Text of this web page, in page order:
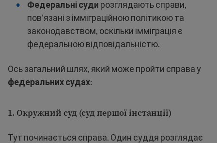
Федеральні суди розглядають справи,
пов'язані з імміграційною політикою та
законодавством, оскільки імміграція є
федеральною відповідальністю.
Ось загальний шлях, який може пройти справа у
федеральних судах:
1. Окружний суд (суд першої інстанції)
Тут починається справа. Один суддя розглядає